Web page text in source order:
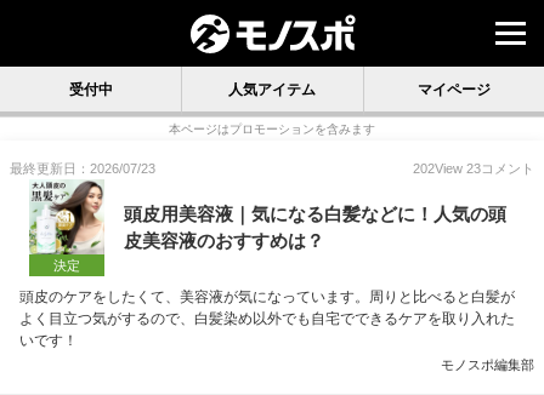
受付中 人気アイテム マイページ
本ページはプロモーションを含みます
最終更新日：2026/07/23 202View 23コメント
決定
頭皮用美容液｜気になる白髪などに！人気の頭
皮美容液のおすすめは？
頭皮のケアをしたくて、美容液が気になっています。周りと比べると白髪が
よく目立つ気がするので、白髪染め以外でも自宅でできるケアを取り入れた
いです！
モノスポ編集部